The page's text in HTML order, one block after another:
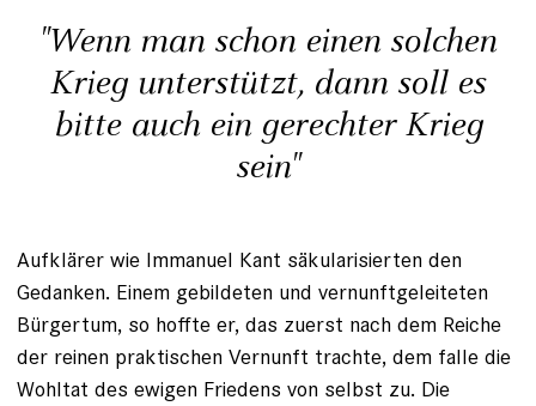
"Wenn man schon einen solchen
Krieg unterstützt, dann soll es
bitte auch ein gerechter Krieg
sein"
Aufklärer wie Immanuel Kant säkularisierten den
Gedanken. Einem gebildeten und vernunftgeleiteten
Bürgertum, so hoffte er, das zuerst nach dem Reiche
der reinen praktischen Vernunft trachte, dem falle die
Wohltat des ewigen Friedens von selbst zu. Die